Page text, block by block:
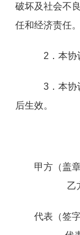
破坏及社会不
任和经济责任。
2．本协
3．本协
后生效。
甲
乙方（
代